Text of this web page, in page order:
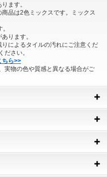
ます。
品は2色ミックスです。ミックス
。
ります。
によるタイルの汚れにご注意くだ
ださい。
ちら>>
実物の色や質感と異なる場合がご